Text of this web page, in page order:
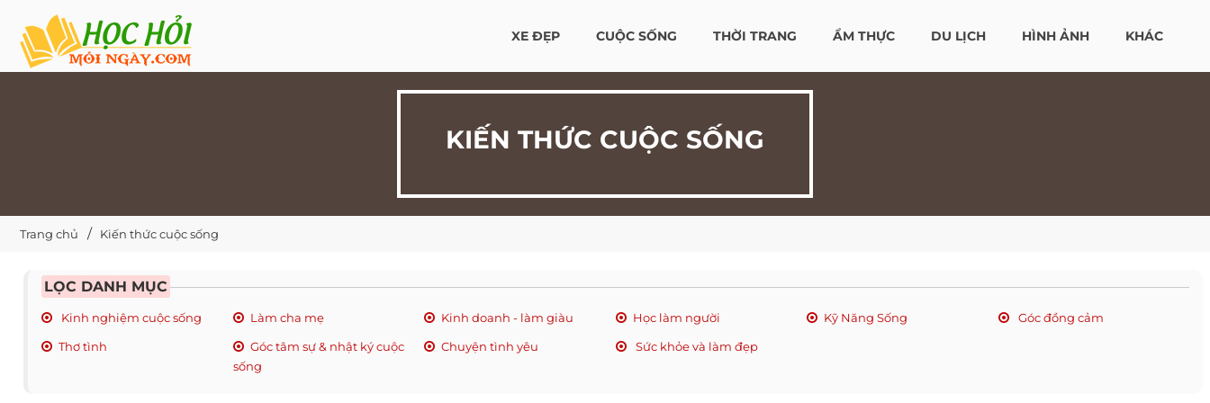
XE ĐẸP CUỘC SỐNG THỜI TRANG ẨM THỰC DU LỊCH HÌNH ẢNH KHÁC
KIẾN THỨC CUỘC SỐNG
Trang chủ Kiến thức cuộc sống
LỌC DANH MỤC
Kinh nghiệm cuộc sống Làm cha mẹ Kinh doanh - làm giàu Học làm người Kỹ Năng Sống
Góc đồng cảm
Thơ tình
Góc tâm sự & nhật ký cuộc
sống
Chuyện tình yêu Sức khỏe và làm đẹp